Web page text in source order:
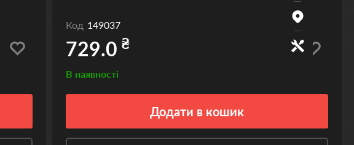
Код 149037
729.0 ₴
В наявності
Додати в кошик